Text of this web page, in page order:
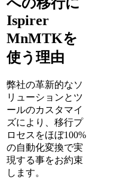
への移行に
Ispirer
MnMTKを
使う理由
弊社の革新的なソ
リューションとツ
ールのカスタマイ
ズにより、移行プ
ロセスをほぼ100%
の自動化変換で実
現する事をお約束
します。